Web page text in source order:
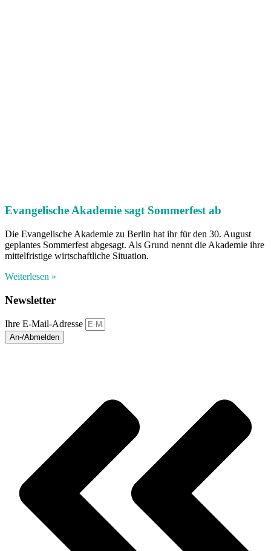
Evangelische Akademie sagt Sommerfest ab
Die Evangelische Akademie zu Berlin hat ihr für den 30. August
geplantes Sommerfest abgesagt. Als Grund nennt die Akademie ihre
mittelfristige wirtschaftliche Situation.
Weiterlesen »
Newsletter
Ihre E-Mail-Adresse
An-/Abmelden